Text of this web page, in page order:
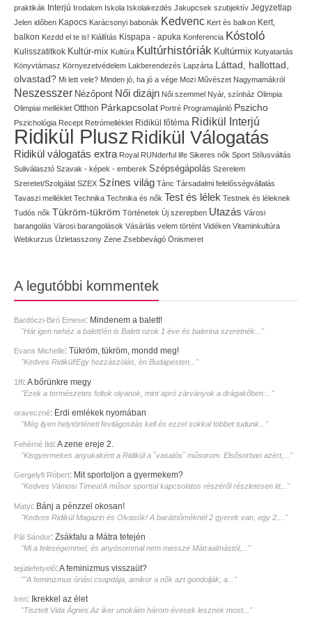
praktikák Interjú Irodalom Iskola Iskolakezdés Jakupcsek szubjektív Jegyzetlap
Jelen időben Kapocs Karácsonyi babonák Kedvenc Kert és balkon Kert,
balkon Kezdd el te is! Kiállítás Kispapa - apuka Konferencia Kóstoló
Kulisszatitkok Kultúr-mix Kultúra Kultúrhistóriák Kultúrmix Kutyatartás
Könyvtámasz Környezetvédelem Lakberendezés Lapzárta Láttad, hallottad,
olvastad? Mi lett vele? Minden jó, ha jó a vége Mozi Művészet Nagymamákról
Neszesszer Nézőpont Női dizájn Női szemmel Nyár, színház Olimpia
Olimpiai melléklet Otthon Párkapcsolat Portré Programajánló Pszicho
Pszichológia Recept Retrómelléklet Ridikül főtéma Ridikül Interjú
Ridikül Plusz Ridikül Válogatás
Ridikül válogatás extra Royal RUNderful life Sikeres nők Sport Stílusváltás
Suliválasztó Szavak - képek - emberek Szépségápolás Szerelem
Szeretet/Szolgálat SZEX Színes világ Tánc Társadalmi felelősségvállalás
Tavaszi melléklet Technika Technika és nők Test és lélek Testnek és léleknek
Tudós nők Tükröm-tükröm Történetek Új szerepben Utazás Városi
barangolás Városi barangolások Vásárlás velem történt Vidéken Vitaminkultúra
Webkurzus Üzletasszony Zene Zsebbevágó Önismeret
A legutóbbi kommentek
Bardóczi-Biró Emese: Mindenem a balett!
"Hát igen nehéz a balett!én is Balett ozok 1 éve és balerina szeretnék..."
Evans Michelle: Tükröm, tükröm, mondd meg!
"Kedves Ridikül!Egy hozzàszòlàs, èn Budapesten..."
1ffi:A bőrünkre megy
"Ezek a természetes foltok olyanok, mint apró zárványok a drágakőben:..."
oraveczné: Érdi emlékek nyomában
"Még ilyen helytörténeti fevilágositás kell és ezzel sokkal többet tudunk..."
Fehérné Ildi:A zene ereje 2.
"Kisgyermekes anyukaként a Ridikül a ˝vasalós˝ műsorom. Elsősorban azért,..."
Gergelyfi Róbert: Mit sportoljon a gyermekem?
"Kedves Vámosi Tímea!A műsor sporttal kapcsolatos részéről részletesen itt..."
Matyi: Bánj a pénzzel okosan!
"Kedves Ridikül Magazin és Olvasók! A barátnőméknél 2 gyerek van, egy 2...."
Pál Sándor: Zsákfalu a Mátra tetején
"Mi a feleségemmel, és anyósommal nem messze Mátraalmástól,..."
tejútlefetyelő:A feminizmus visszaüt?
""A feminizmus óriási csapdája, amikor a nők azt gondolják, a..."
Irén: Ikrekkel az élet
"Tisztelt Vida Ágnes.Az iker unokáim három évesek lesznek most..."